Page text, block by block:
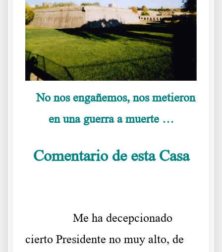
No nos engañemos, nos metieron
en una guerra a muerte …
Comentario de esta Casa
Me ha decepcionado
cierto Presidente no muy alto, de